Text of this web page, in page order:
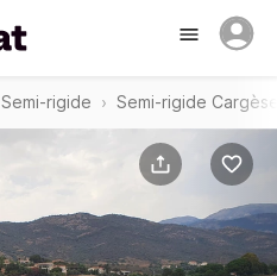
Semi-rigide Semi-rigide